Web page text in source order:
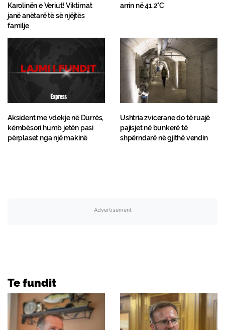
Karolinën e Veriut! Viktimat
janë anëtarë të së njëjtës
familje
arrin në 41.2°C
Aksident me vdekje në Durrës,
këmbësori humb jetën pasi
përplaset nga një makinë
Ushtria zvicerane do të ruajë
pajisjet në bunkerë të
shpërndarë në gjithë vendin
Advertisement
Te fundit